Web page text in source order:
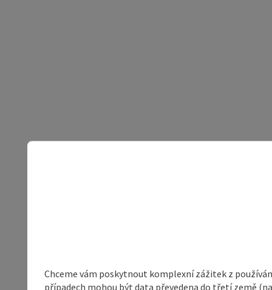
Chceme vám poskytnout komplexní zážitek z
případech mohou být data převedena do třetí země